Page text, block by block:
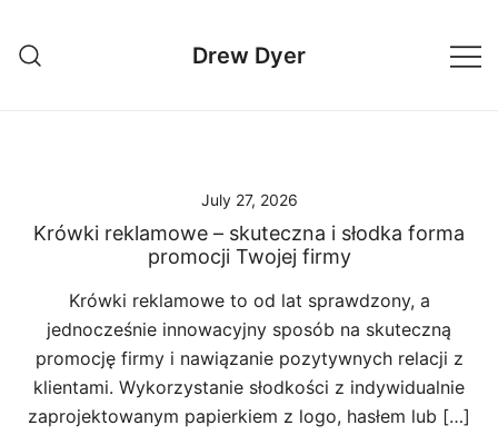
content
Drew Dyer
July 27, 2026
Krówki reklamowe – skuteczna i słodka forma
promocji Twojej firmy
Krówki reklamowe to od lat sprawdzony, a
jednocześnie innowacyjny sposób na skuteczną
promocję firmy i nawiązanie pozytywnych relacji z
klientami. Wykorzystanie słodkości z indywidualnie
zaprojektowanym papierkiem z logo, hasłem lub […]